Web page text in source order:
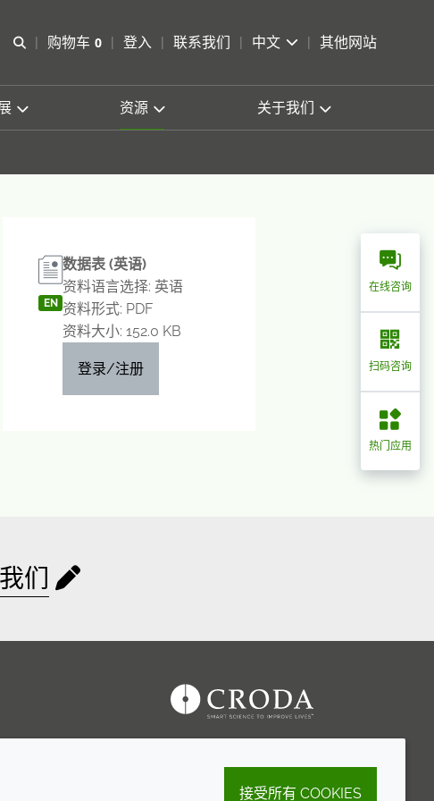
Open Search
购物车 0
查看购物车
登入 联系我们 中文 其他网站
资源 关于我们
EN
数据表 (英语)
资料语言选择: 英语
资料形式: PDF
资料大小: 152.0 KB
登录/注册
们
接受所有 COOKIES
在线咨询
扫码咨询
热门应用